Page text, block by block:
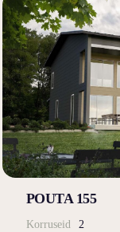
POUTA 155
Korruseid
2